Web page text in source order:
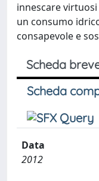
innescare
un consumo
consapevole e
Scheda
Scheda
Data
2012